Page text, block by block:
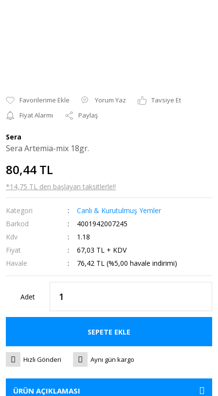
Yorum Yaz
Tavsiye Et
Fiyat Alarmı
Paylaş
Sera
Sera Artemia-mix 18gr.
80,44 TL
*14,75 TL den başlayan taksitlerle!!
Kategori
Canlı & Kurutulmuş Yemler
Barkod
4001942007245
Kdv
1.18
Fiyat
67,03 TL + KDV
Havale
76,42 TL (%5,00 havale indirimi)
Adet
SEPETE EKLE
Hızlı Gönderi Aynı gün kargo
ÜRÜN AÇIKLAMASI